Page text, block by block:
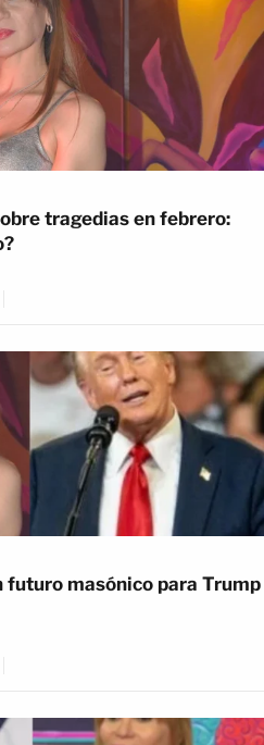
tragedias en febrero:
futuro masónico para Trump